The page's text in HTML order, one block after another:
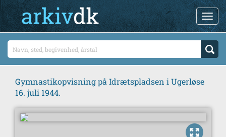
Gymnastikopvisning på Idrætspladsen i Ugerløse
16. juli 1944.